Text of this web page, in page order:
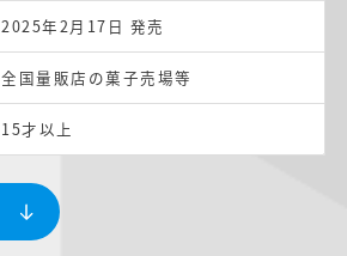
2025年2月17日 発売
全国量販店の菓子売場等
15才以上